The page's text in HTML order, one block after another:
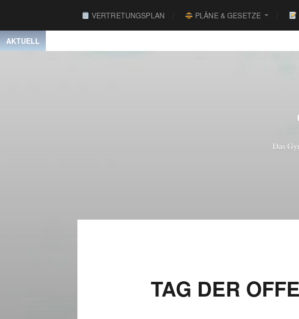
VERTRETUNGSPLAN PLÄNE & GESETZE
AKTUELL
Das
TAG DER